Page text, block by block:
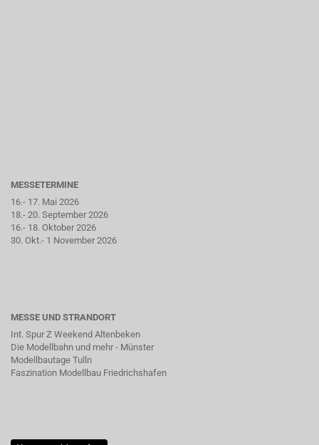
MESSETERMINE
16.- 17. Mai 2026
18.- 20. September 2026
16.- 18. Oktober 2026
30. Okt.- 1 November 2026
MESSE UND STRANDORT
Int. Spur Z Weekend Altenbeken
Die Modellbahn und mehr - Münster
Modellbautage Tulln
Faszination Modellbau Friedrichshafen